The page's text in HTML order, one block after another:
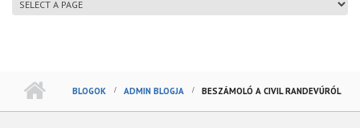
BLOGOK ADMIN BLOGJA BESZÁMOLÓ A CIVIL RANDEVÚRÓL